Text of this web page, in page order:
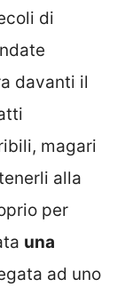
di
davanti il
magari
alla
per
una
ad uno